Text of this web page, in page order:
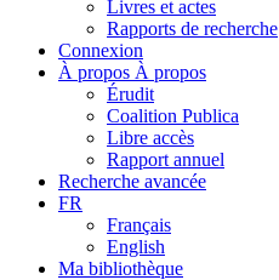
Livres et actes
Rapports de recherche
Connexion
À propos À propos
Érudit
Coalition Publica
Libre accès
Rapport annuel
Recherche avancée
FR
Français
English
Ma bibliothèque